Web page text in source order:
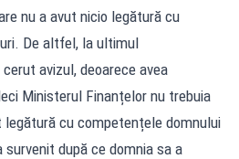
nu a avut nicio legătură cu
De altfel, la ultimul
avizul, deoarece avea
Ministerul Finanțelor nu trebuia
legătură cu competențele domnului
după ce domnia sa a